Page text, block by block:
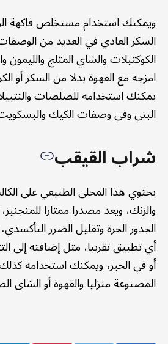
ويمكنك استخدام مستخلص فاكهة
السكر العادي في العديد من
الكوكتيلات والشاي المثلج والليمون
امزجه مع القهوة بدلا من السكر أو
يمكنك استخدامه للصلصات
البني وفي وصفات الكيك والبسكويت
شراب القيقب
يحتوي هذا المحلى الطبيعي على
والزنك، ويعد مصدرا ممتازا
الجذور الحرة وتقليل الضرر
أي تطبيق تقريبا، مثل إضافته إلى
أو في الخبز، ويمكنك استخدامه كذلك
المصنوعة منزليا والقهوة أو الشاي